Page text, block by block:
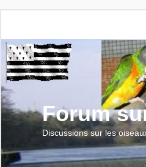
Forum
Discussions sur les